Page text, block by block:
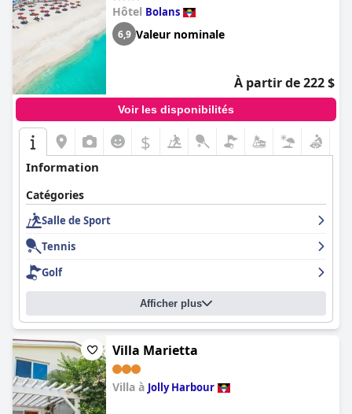
Hôtel Bolans
6,9 Valeur nominale
À partir de 222 $
Voir les disponibilités
$
Information
Catégories
Salle de Sport
Tennis
Golf
Afficher plus
Villa Marietta
Villa à Jolly Harbour